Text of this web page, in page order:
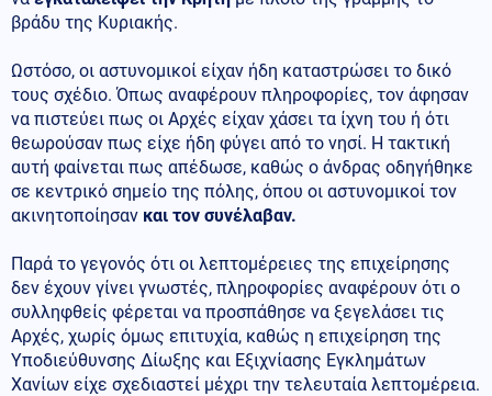
βράδυ της Κυριακής.
Ωστόσο, οι αστυνομικοί είχαν ήδη καταστρώσει το δικό
τους σχέδιο. Όπως αναφέρουν πληροφορίες, τον άφησαν
να πιστεύει πως οι Αρχές είχαν χάσει τα ίχνη του ή ότι
θεωρούσαν πως είχε ήδη φύγει από το νησί. Η τακτική
αυτή φαίνεται πως απέδωσε, καθώς ο άνδρας οδηγήθηκε
σε κεντρικό σημείο της πόλης, όπου οι αστυνομικοί τον
ακινητοποίησαν και τον συνέλαβαν.
Παρά το γεγονός ότι οι λεπτομέρειες της επιχείρησης
δεν έχουν γίνει γνωστές, πληροφορίες αναφέρουν ότι ο
συλληφθείς φέρεται να προσπάθησε να ξεγελάσει τις
Αρχές, χωρίς όμως επιτυχία, καθώς η επιχείρηση της
Υποδιεύθυνσης Δίωξης και Εξιχνίασης Εγκλημάτων
Χανίων είχε σχεδιαστεί μέχρι την τελευταία λεπτομέρεια.